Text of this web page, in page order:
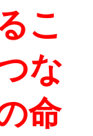
こ
な
命